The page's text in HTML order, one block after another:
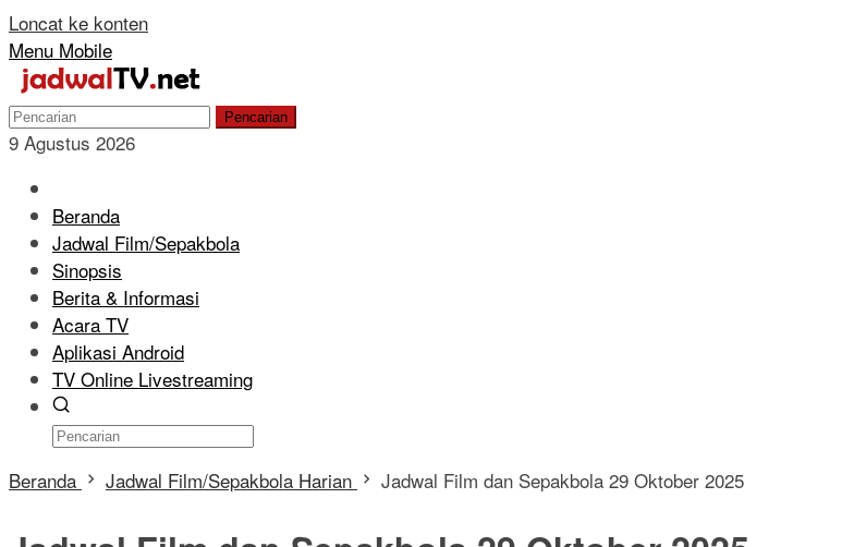
Loncat ke konten
Menu Mobile
Pencarian
9 Agustus 2026
Beranda
Jadwal Film/Sepakbola
Sinopsis
Berita & Informasi
Acara TV
Aplikasi Android
TV Online Livestreaming
Beranda Jadwal Film/Sepakbola Harian Jadwal Film dan Sepakbola 29 Oktober 2025